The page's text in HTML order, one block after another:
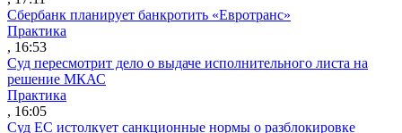
Сбербанк планирует банкротить «Евротранс»
Практика
, 16:53
Суд пересмотрит дело о выдаче исполнительного листа на
решение МКАС
Практика
, 16:05
Суд ЕС истолкует санкционные нормы о разблокировке